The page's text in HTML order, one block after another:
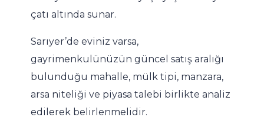
çatı altında sunar.
Sarıyer’de eviniz varsa,
gayrimenkulünüzün güncel satış aralığı
bulunduğu mahalle, mülk tipi, manzara,
arsa niteliği ve piyasa talebi birlikte analiz
edilerek belirlenmelidir.